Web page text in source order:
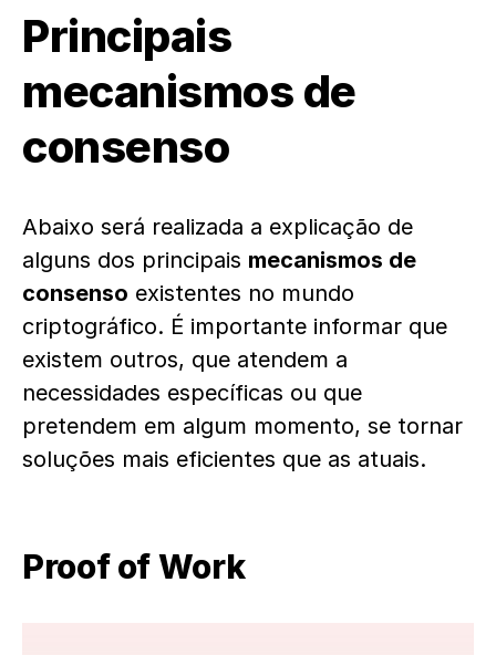
Principais
mecanismos de
consenso
Abaixo será realizada a explicação de
alguns dos principais mecanismos de
consenso existentes no mundo
criptográfico. É importante informar que
existem outros, que atendem a
necessidades específicas ou que
pretendem em algum momento, se tornar
soluções mais eficientes que as atuais.
Proof of Work